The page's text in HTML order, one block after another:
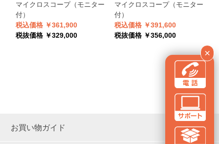
×
マイクロスコープ（モニター
付）
税込価格 ￥361,900
税抜価格 ￥329,000
マイクロスコープ（モニター
付）
税込価格 ￥391,600
税抜価格 ￥356,000
お買い物ガイド